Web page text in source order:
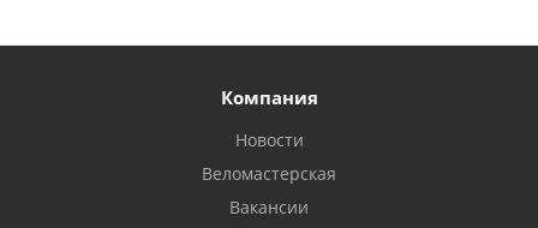
Компания
Новости
Веломастерская
Вакансии